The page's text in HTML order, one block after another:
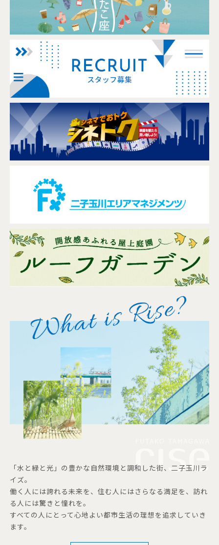
「水と緑と光」の豊かな自然環境と調和した街、二子玉川ラ
イズ。
働く人には誇れる未来を、住む人にはさらなる満足を、訪れ
る人には驚きと憧れを。
すべての人にとって心地よい都市生活の理想を追求していき
ます。